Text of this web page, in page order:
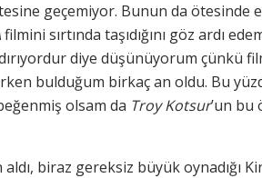
geçemiyor. Bunun da ötesinde
filmini sırtında taşıdığını göz ardı
diye düşünüyorum çünkü
bulduğum birkaç an oldu. Bu
olsam da Troy Kotsur’un bu
biraz gereksiz büyük oynadığı